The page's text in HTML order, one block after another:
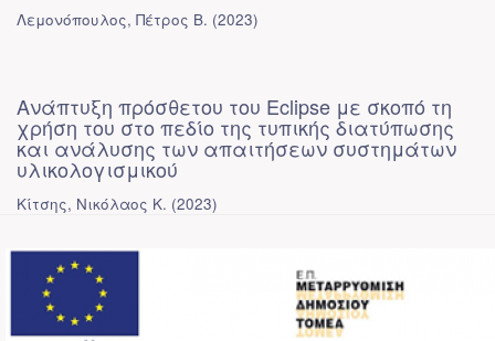
Λεμονόπουλος, Πέτρος Β. (2023)
Ανάπτυξη πρόσθετου του Eclipse με σκοπό τη
χρήση του στο πεδίο της τυπικής διατύπωσης
και ανάλυσης των απαιτήσεων συστημάτων
υλικολογισμικού
Κίτσης, Νικόλαος Κ. (2023)